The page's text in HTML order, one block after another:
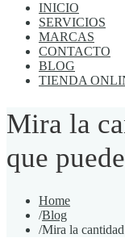
INICIO
SERVICIOS
MARCAS
CONTACTO
BLOG
TIENDA
Mira la
que
Home
/Blog
/Mira la